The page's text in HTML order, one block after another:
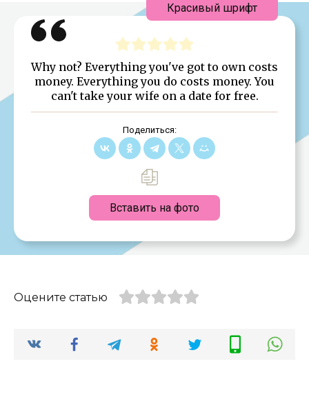
Why not? Everything you've got to own costs
money. Everything you do costs money. You
can't take your wife on a date for free.
Поделиться:
Вставить на фото
Красивый шрифт
Оцените статью